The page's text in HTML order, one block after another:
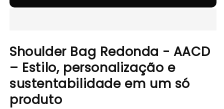
Shoulder Bag Redonda - AACD
– Estilo, personalização e
sustentabilidade em um só
produto